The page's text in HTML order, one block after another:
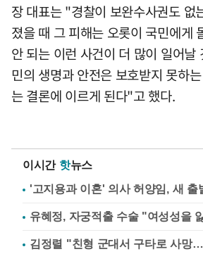
장 대표는 "경찰이 보완수사권도 없
졌을 때 그 피해는 오롯이 국민에게
안 되는 이런 사건이 더 많이 일어날
민의 생명과 안전은 보호받지 못하
는 결론에 이르게 된다"고 했다.
이시간 핫뉴스
'고지용과 이혼' 의사 허양임, 새 출
유혜정, 자궁적출 수술 "여성성을
김정렬 "친형 군대서 구타로 사망